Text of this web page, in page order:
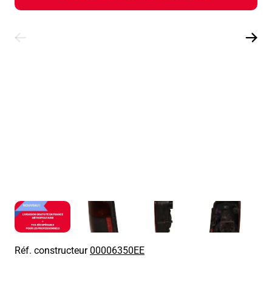
Réf. constructeur00006350EE